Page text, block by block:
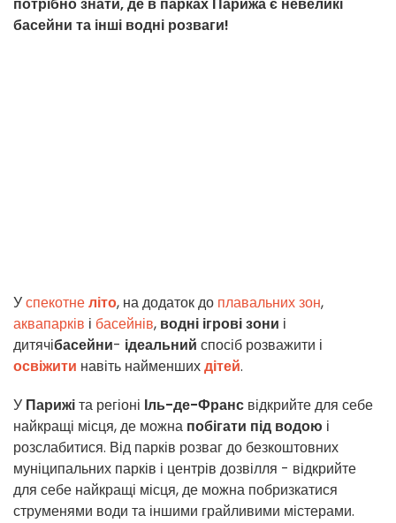
потрібно знати, де в парках Парижа є невеликі
басейни та інші водні розваги!
Успекотнеліто, на додаток до плавальних зон,
аквапарків і басейнів, водні ігрові зони і
дитячібасейни- ідеальний спосіб розважити і
освіжити навіть найменшихдітей.
У Парижіта регіоні Іль-де-Франс відкрийте для себе
найкращі місця, де можна побігати під водою і
розслабитися. Від парків розваг до безкоштовних
муніципальних парків і центрів дозвілля - відкрийте
для себе найкращі місця, де можна побризкатися
струменями води та іншими грайливими містерами.